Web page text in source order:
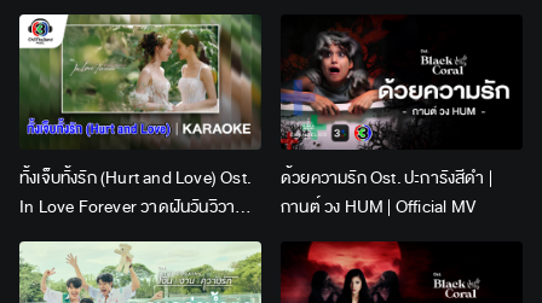
ทั้งเจ็บทั้งรัก (Hurt and Love) Ost.
In Love Forever วาดฝันวันวิวาห์ |
Lingling Kwong x Orm
Kornnaphat | Official Karaoke
ด้วยความรัก Ost. ปะการังสีดำ |
กานต์ วง HUM | Official MV